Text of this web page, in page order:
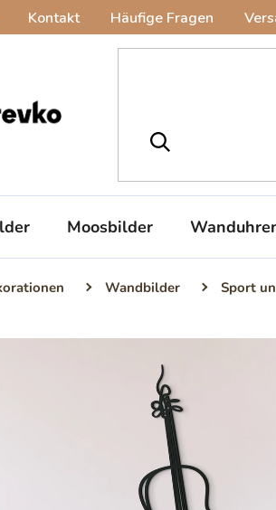
Kontakt Häufige Fragen
Moosbilder
Wandbilder Sport